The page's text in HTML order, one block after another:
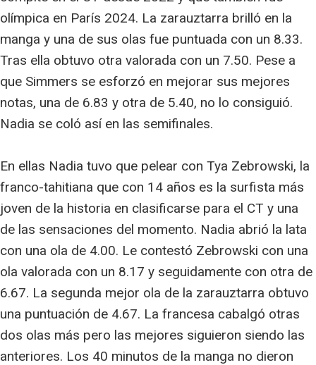
olímpica en París 2024. La zarauztarra brilló en la
manga y una de sus olas fue puntuada con un 8.33.
Tras ella obtuvo otra valorada con un 7.50. Pese a
que Simmers se esforzó en mejorar sus mejores
notas, una de 6.83 y otra de 5.40, no lo consiguió.
Nadia se coló así en las semifinales.
En ellas Nadia tuvo que pelear con Tya Zebrowski, la
franco-tahitiana que con 14 años es la surfista más
joven de la historia en clasificarse para el CT y una
de las sensaciones del momento. Nadia abrió la lata
con una ola de 4.00. Le contestó Zebrowski con una
ola valorada con un 8.17 y seguidamente con otra de
6.67. La segunda mejor ola de la zarauztarra obtuvo
una puntuación de 4.67. La francesa cabalgó otras
dos olas más pero las mejores siguieron siendo las
anteriores. Los 40 minutos de la manga no dieron